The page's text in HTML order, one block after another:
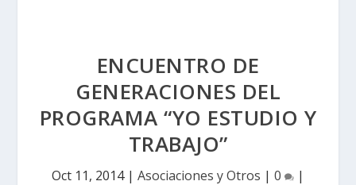
ENCUENTRO DE
GENERACIONES DEL
PROGRAMA “YO ESTUDIO Y
TRABAJO”
Oct 11, 2014| Asociaciones y Otros | 0 |